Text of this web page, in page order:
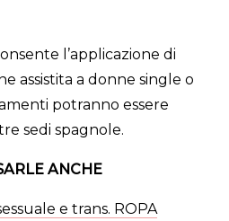
l’applicazione di
assistita a donne single o
potranno essere
sedi spagnole.
ANCHE
e trans. ROPA